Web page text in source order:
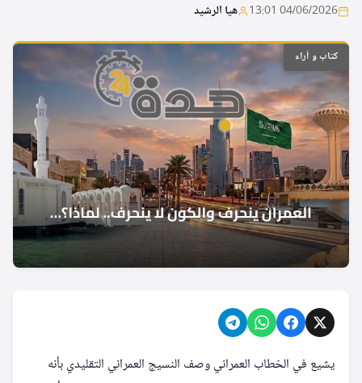
04/06/2026 13:01 هيا الرشيد
كتاب و آراء
يشيع في الخطاب العمراني وصف النسيج العمراني التقليدي بأنه